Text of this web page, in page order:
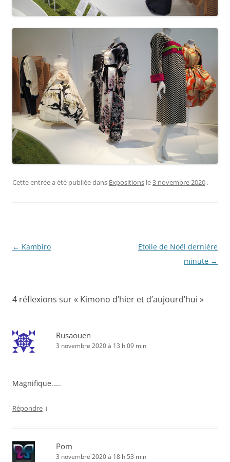
Cette entrée a été publiée dans Expositions le3 novembre 2020 .
Navigation
← Kambiro
Etoile de Noël dernière
minute →
4 réflexions sur « Kimono d’hier et d’aujourd’hui »
Rusaouen
3 novembre 2020 à 13 h 09 min
Magnifique…..
Répondre ↓
Pom
3 novembre 2020 à 18 h 53 min